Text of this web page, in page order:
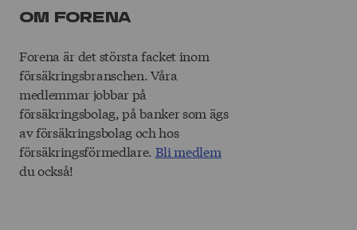
Om Forena
Forena är det största facket inom
försäkringsbranschen. Våra
medlemmar jobbar på
försäkringsbolag, på banker som ägs
av försäkringsbolag och hos
försäkringsförmedlare. Bli medlem
du också!